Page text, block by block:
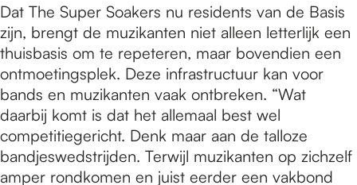
Dat The Super Soakers nu residents van de Basis
zijn, brengt de muzikanten niet alleen letterlijk een
thuisbasis om te repeteren, maar bovendien een
ontmoetingsplek. Deze infrastructuur kan voor
bands en muzikanten vaak ontbreken. “Wat
daarbij komt is dat het allemaal best wel
competitiegericht. Denk maar aan de talloze
bandjeswedstrijden. Terwijl muzikanten op zichzelf
amper rondkomen en juist eerder een vakbond